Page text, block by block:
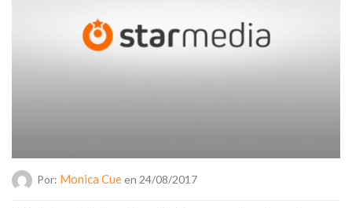
Por: Monica Cueen 24/08/2017